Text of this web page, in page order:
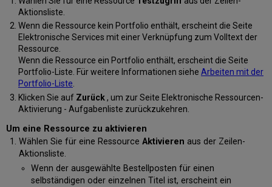
Aktionsliste.
Wenn die Ressource kein Portfolio enthält, erscheint die Seite
Elektronische Services mit einer Verknüpfung zum Volltext der
Ressource.
Wenn die Ressource ein Portfolio enthält, erscheint die Seite
Portfolio-Liste. Für weitere Informationen siehe Arbeiten mit der
Portfolio-Liste.
Klicken Sie auf Zurück, um zur Seite Elektronische Ressourcen-
Aktivierung - Aufgabenliste zurückzukehren.
Um eine Ressource zu aktivieren
Wählen Sie für eine Ressource Aktivieren aus der Zeilen-
Aktionsliste.
Wenn der ausgewählte Bestellposten für einen
selbständigen oder einzelnen Titel ist, erscheint ein